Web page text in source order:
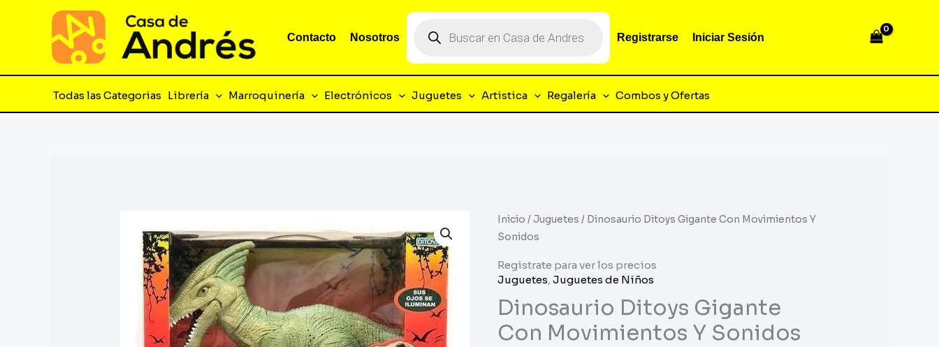
contenido
Contacto Nosotros
productos
Registrarse Iniciar Sesión
Todas las Categorias Librería Marroquinería Electrónicos Juguetes Artistica Regalería Combos y Ofertas
Inicio /Juguetes / Dinosaurio Ditoys Gigante Con Movimientos Y
Sonidos
Registrate para ver los precios
Juguetes, Juguetes de Niños
Dinosaurio Ditoys Gigante
Con Movimientos Y Sonidos